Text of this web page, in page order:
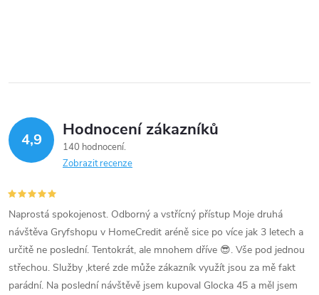
4,9 Hodnocení zákazníků
140 hodnocení
Zobrazit recenze
Naprostá spokojenost. Odborný a vstřícný přístup Moje druhá
návštěva Gryfshopu v HomeCredit aréně sice po více jak 3 letech a
určitě ne poslední. Tentokrát, ale mnohem dříve 😎. Vše pod jednou
střechou. Služby ,které zde může zákazník využít jsou za mě fakt
parádní. Na poslední návštěvě jsem kupoval Glocka 45 a měl jsem